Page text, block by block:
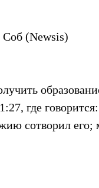
(Newsis)
где
сотворил